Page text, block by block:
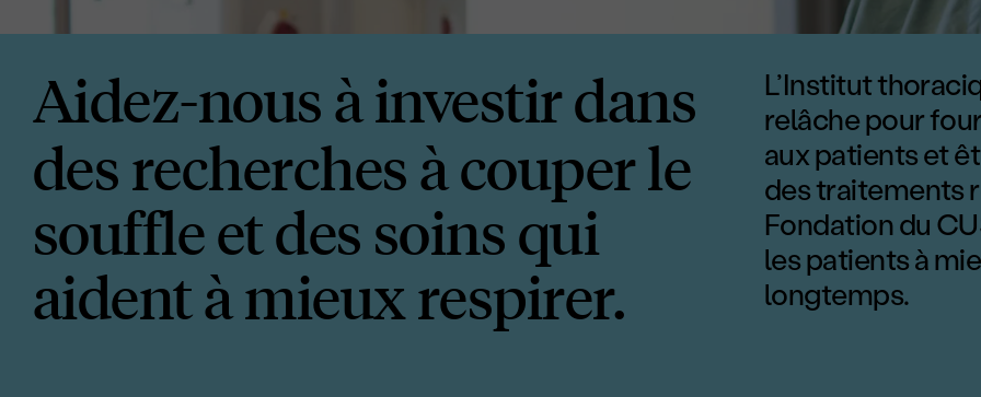
<p><strong></
Aidez-nous à investir dans
des recherches à couper le
souffle et des soins qui
aident à mieux respirer.
L’Institut
relâche pour
aux patients et
des traitements
Fondation du
les patients à
longtemps.